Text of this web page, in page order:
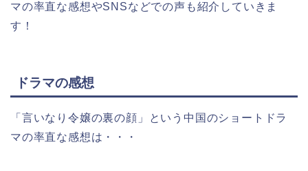
マの率直な感想やSNSなどでの声も紹介していきま
す！
ドラマの感想
「言いなり令嬢の裏の顔」という中国のショートドラ
マの率直な感想は・・・